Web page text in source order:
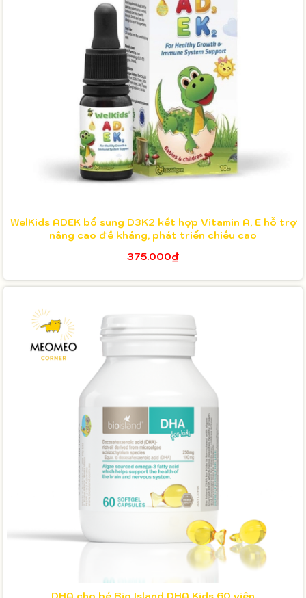
WelKids ADEK bổ sung D3K2 kết hợp Vitamin A, E hỗ trợ
nâng cao đề kháng, phát triển chiều cao
375.000₫